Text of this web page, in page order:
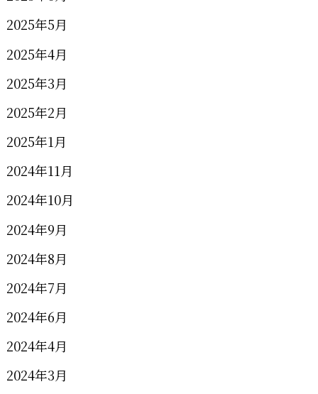
2025年5月
2025年4月
2025年3月
2025年2月
2025年1月
2024年11月
2024年10月
2024年9月
2024年8月
2024年7月
2024年6月
2024年4月
2024年3月